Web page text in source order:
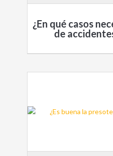
¿En qué casos
de